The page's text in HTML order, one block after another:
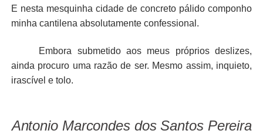
E nesta mesquinha cidade de concreto pálido componho
minha cantilena absolutamente confessional.
Embora submetido aos meus próprios deslizes,
ainda procuro uma razão de ser. Mesmo assim, inquieto,
irascível e tolo.
Antonio Marcondes dos Santos Pereira